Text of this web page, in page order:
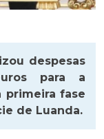
despesas
para a
primeira fase
de Luanda.